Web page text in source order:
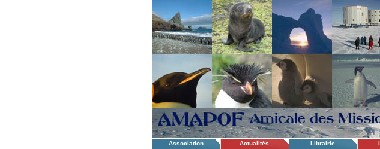
Association Actualités Librairie